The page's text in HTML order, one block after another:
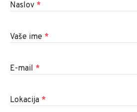
Naslov *
Vaše ime *
E-mail *
Lokacija *